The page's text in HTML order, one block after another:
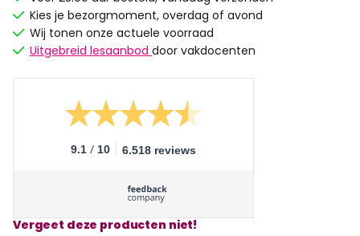
Kies je bezorgmoment, overdag of avond
Wij tonen onze actuele voorraad
Uitgebreid lesaanbod door vakdocenten
9.1 / 10 6.518 reviews
Vergeet deze producten niet!